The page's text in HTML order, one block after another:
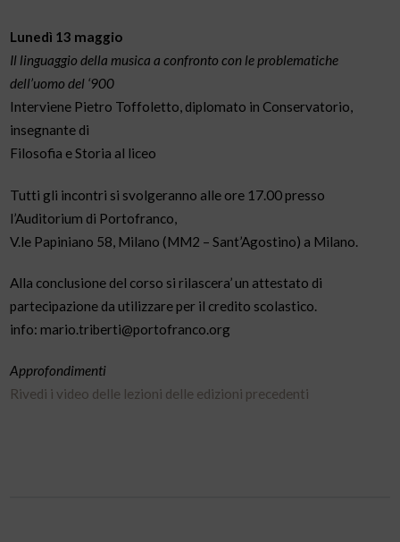
Lunedì 13 maggio
Il linguaggio della musica a confronto con le problematiche
dell’uomo del ‘900
Interviene Pietro Toffoletto, diplomato in Conservatorio,
insegnante di
Filosofia e Storia al liceo
Tutti gli incontri si svolgeranno alle ore 17.00 presso
l’Auditorium di Portofranco,
V.le Papiniano 58, Milano (MM2 – Sant’Agostino) a Milano.
Alla conclusione del corso si rilascera’ un attestato di
partecipazione da utilizzare per il credito scolastico.
info: mario.triberti@portofranco.org
Approfondimenti
Rivedi i video delle lezioni delle edizioni precedenti